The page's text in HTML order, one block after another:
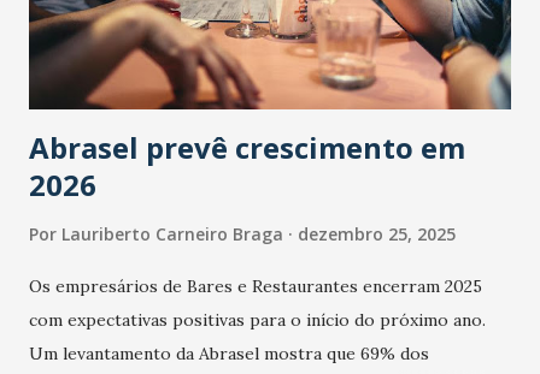
Abrasel prevê crescimento em
2026
Por Lauriberto Carneiro Braga dezembro 25, 2025
Os empresários de Bares e Restaurantes encerram 2025
com expectativas positivas para o início do próximo ano.
Um levantamento da Abrasel mostra que 69% dos